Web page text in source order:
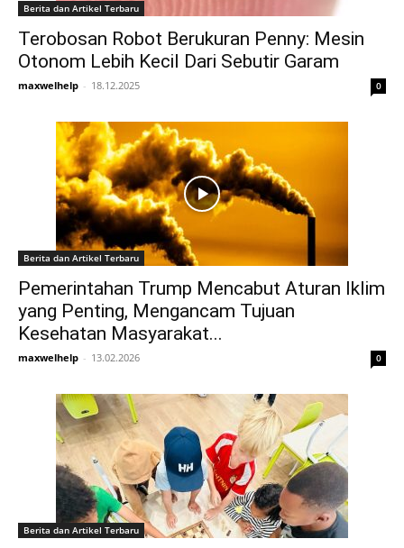
Berita dan Artikel Terbaru
Terobosan Robot Berukuran Penny: Mesin
Otonom Lebih Kecil Dari Sebutir Garam
maxwelhelp - 18.12.2025 0
Berita dan Artikel Terbaru
Pemerintahan Trump Mencabut Aturan Iklim
yang Penting, Mengancam Tujuan
Kesehatan Masyarakat...
maxwelhelp - 13.02.2026 0
Berita dan Artikel Terbaru